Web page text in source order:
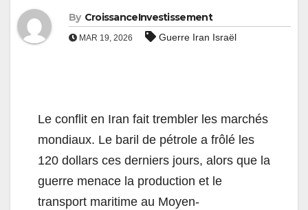
By CroissanceInvestissement
MAR 19, 2026 Guerre Iran Israël
Le conflit en Iran fait trembler les marchés
mondiaux. Le baril de pétrole a frôlé les
120 dollars ces derniers jours, alors que la
guerre menace la production et le
transport maritime au Moyen-